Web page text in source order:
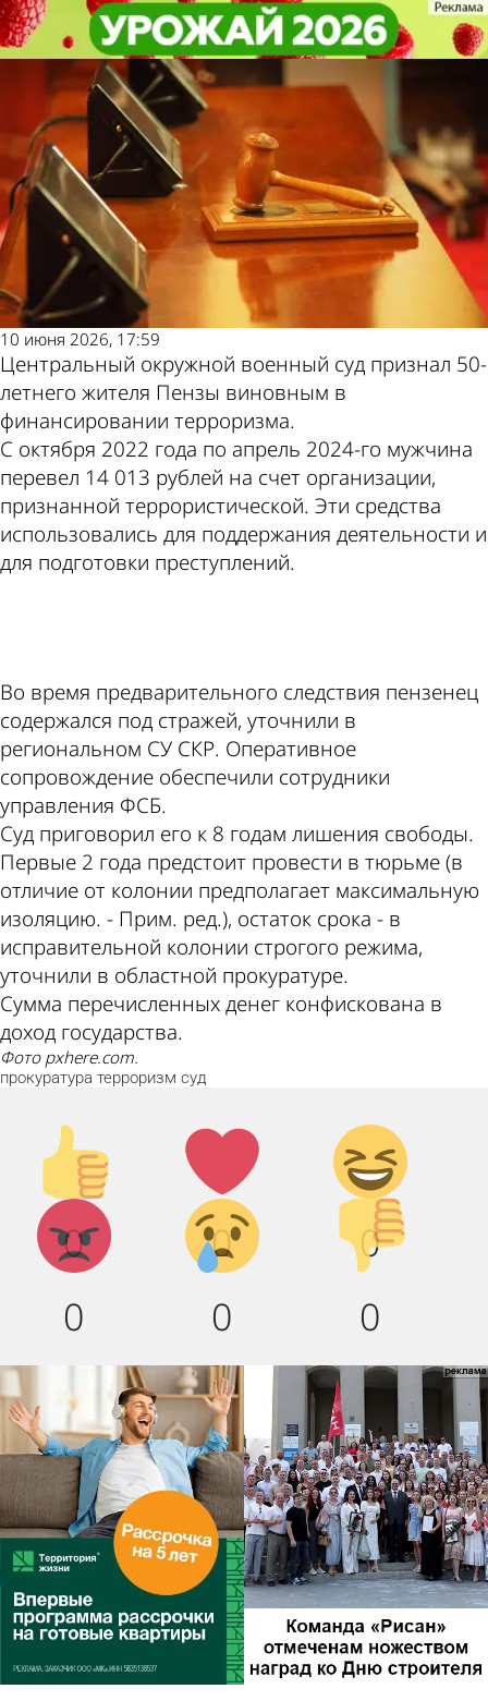
Пензенца признали виновным в
финансировании терроризма
Криминал
10 июня 2026, 17:59
Центральный окружной военный суд признал 50-
летнего жителя Пензы виновным в
финансировании терроризма.
С октября 2022 года по апрель 2024-го мужчина
перевел 14 013 рублей на счет организации,
признанной террористической. Эти средства
использовались для поддержания деятельности и
для подготовки преступлений.
Во время предварительного следствия пензенец
содержался под стражей, уточнили в
региональном СУ СКР. Оперативное
сопровождение обеспечили сотрудники
управления ФСБ.
Суд приговорил его к 8 годам лишения свободы.
Первые 2 года предстоит провести в тюрьме (в
отличие от колонии предполагает максимальную
изоляцию. - Прим. ред.), остаток срока - в
исправительной колонии строгого режима,
уточнили в областной прокуратуре.
Сумма перечисленных денег конфискована в
доход государства.
Фото pxhere.com.
прокуратура терроризм суд
Палец
вверх!
0
Лайк!
0
Дикий
смех!
0
Агрессия!
0
Грусть
:(
0
Палец
вниз!
0
Пензенца признали виновным в
финансировании терроризма
Криминал
Другие новости по
теме
Погода и курсы
валют в Пензе